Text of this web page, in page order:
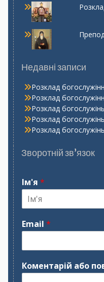
Недавні записи
Розклад
Розклад
Розклад
Розклад
Розклад
Зворотній зв’язок
Ім'я *
м
'Email *
Коментарій або